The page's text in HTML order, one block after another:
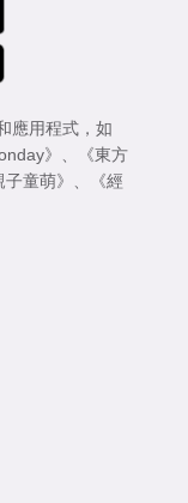
應用程式，如
》 、
《東方
童萌》 、
《經